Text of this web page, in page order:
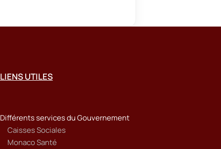
LIENS UTILES
Différents services du Gouvernement
Caisses Sociales
Monaco Santé